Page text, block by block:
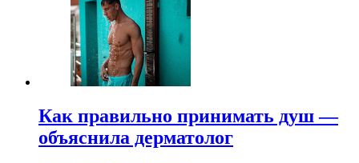
Как правильно принимать душ —
объяснила дерматолог